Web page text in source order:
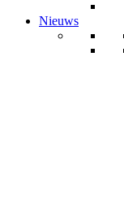
Nieuws